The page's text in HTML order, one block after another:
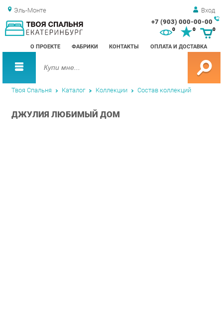
Эль-Монте Вход
+7 (903) 000-00-00
О ПРОЕКТЕ ФАБРИКИ КОНТАКТЫ ОПЛАТА И ДОСТАВКА
0 0
Твоя Спальня Каталог Коллекции Состав коллекций
ДЖУЛИЯ ЛЮБИМЫЙ ДОМ